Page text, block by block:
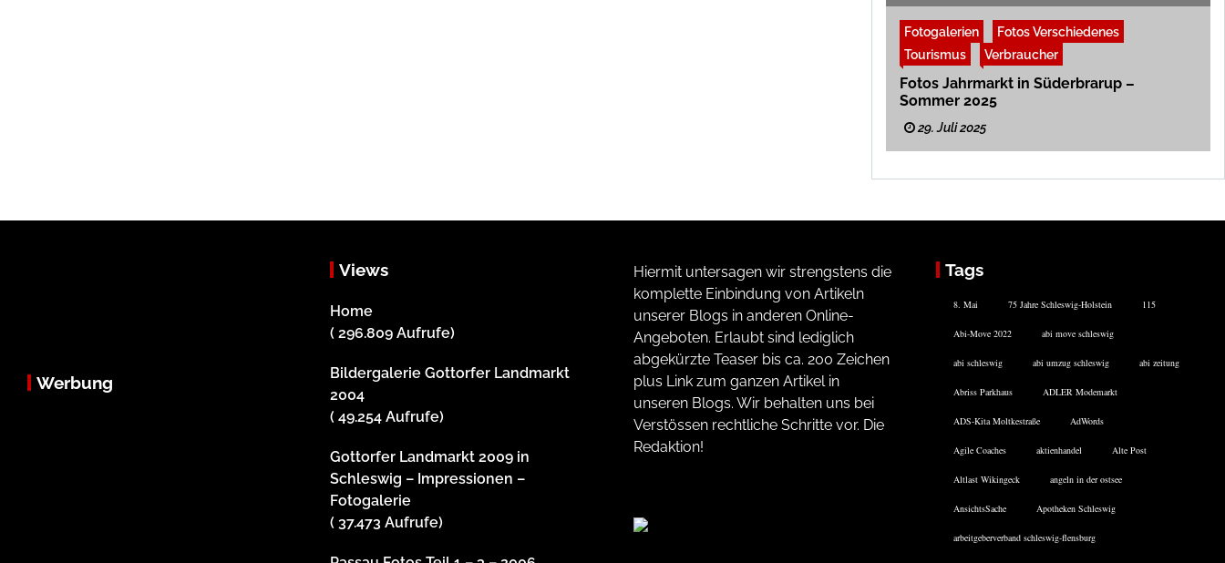
Fotogalerien
Fotos Verschiedenes
Tourismus
Verbraucher
Fotos Jahrmarkt in Süderbrarup –
Sommer 2025
29. Juli 2025
Werbung
Views
Home
( 296.809 Aufrufe)
Bildergalerie Gottorfer Landmarkt
2004
( 49.254 Aufrufe)
Gottorfer Landmarkt 2009 in
Schleswig – Impressionen –
Fotogalerie
( 37.473 Aufrufe)
Hiermit untersagen wir strengstens die
komplette Einbindung von Artikeln
unserer Blogs in anderen Online-
Angeboten. Erlaubt sind lediglich
abgekürzte Teaser bis ca. 200 Zeichen
plus Link zum ganzen Artikel in
unseren Blogs. Wir behalten uns bei
Verstössen rechtliche Schritte vor. Die
Redaktion!
Tags
8. Mai 75 Jahre Schleswig-Holstein 115
Abi-Move 2022 abi move schleswig
abi schleswig abi umzug schleswig abi zeitung
Abriss Parkhaus ADLER Modemarkt
ADS-Kita Moltkestraße AdWords
Agile Coaches aktienhandel Alte Post
Altlast Wikingeck angeln in der ostsee
AnsichtsSache Apotheken Schleswig
arbeitgeberverband schleswig-flensburg